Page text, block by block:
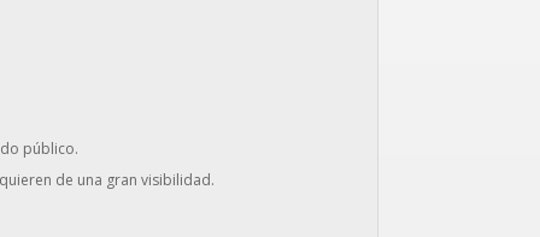
público.
de una gran visibilidad.